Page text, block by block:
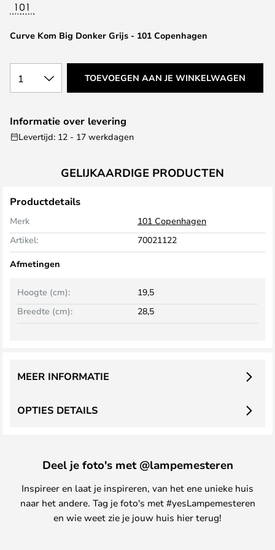
van
de
afbeeldingen-
Curve Kom Big Donker Grijs - 101 Copenhagen
1 TOEVOEGEN AAN JE WINKELWAGEN
Informatie over levering
Levertijd: 12 - 17 werkdagen
GELIJKAARDIGE PRODUCTEN
Productdetails
Merk
101 Copenhagen
Artikel:
70021122
Afmetingen
Breedte (cm): 28,5
Hoogte (cm): 19,5
OPTIES DETAILS
MEER INFORMATIE
Deel je foto's met @lampemesteren
Inspireer en laat je inspireren, van het ene unieke huis
naar het andere. Tag je foto's met #yesLampemesteren
en wie weet zie je jouw huis hier terug!